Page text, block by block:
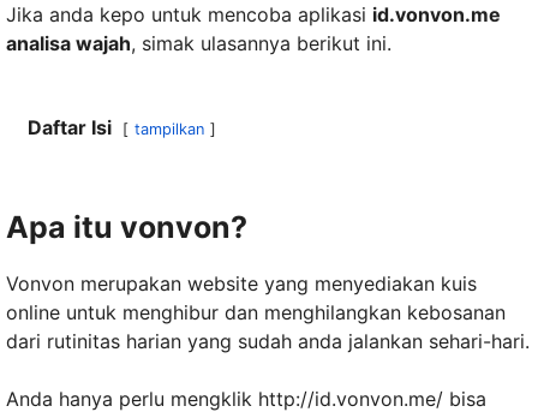
Jika anda kepo untuk mencoba aplikasi id.vonvon.me
analisa wajah, simak ulasannya berikut ini.
Daftar Isi tampilkan
Apa itu vonvon?
Vonvon merupakan website yang menyediakan kuis
online untuk menghibur dan menghilangkan kebosanan
dari rutinitas harian yang sudah anda jalankan sehari-hari.
Anda hanya perlu mengklik http://id.vonvon.me/ bisa